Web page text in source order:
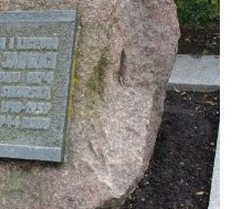
z najnowszymi